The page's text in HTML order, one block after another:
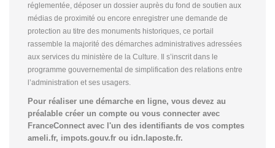
réglementée, déposer un dossier auprès du fond de soutien aux
médias de proximité ou encore enregistrer une demande de
protection au titre des monuments historiques, ce portail
rassemble la majorité des démarches administratives adressées
aux services du ministère de la Culture. Il s’inscrit dans le
programme gouvernemental de simplification des relations entre
l’administration et ses usagers.
Pour réaliser une démarche en ligne, vous devez au
préalable créer un compte ou vous connecter avec
FranceConnect avec l'un des identifiants de vos comptes
ameli.fr, impots.gouv.fr ou idn.laposte.fr.